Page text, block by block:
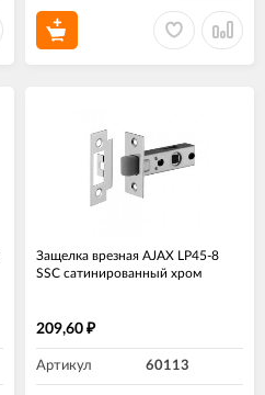
Защелка врезная AJAX LP45-8
SSC сатинированный хром
209,60 ₽
Артикул 60113